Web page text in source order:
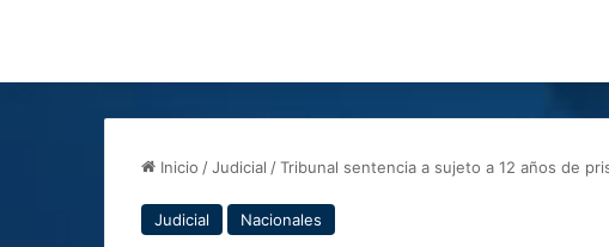
Inicio /Judicial /Tribunal sentencia a sujeto a 12 años de
Judicial Nacionales